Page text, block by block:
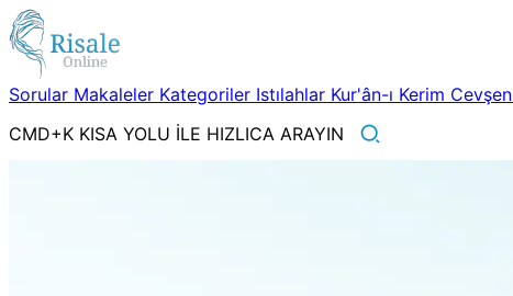
Sorular Makaleler Kategoriler Istılahlar Kur'ân-ı Kerim Cevşen
CMD+K KISA YOLU İLE HIZLICA ARAYIN